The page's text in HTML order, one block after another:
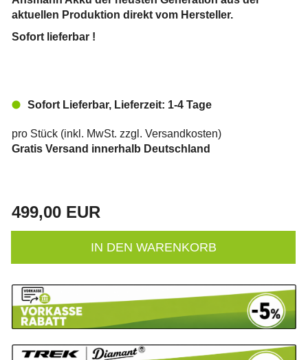
aktuellen Produktion direkt vom Hersteller.
Sofort lieferbar !
Sofort Lieferbar, Lieferzeit: 1-4 Tage
pro Stück (inkl. MwSt. zzgl. Versandkosten)
Gratis Versand innerhalb Deutschland
499,00 EUR
IN DEN WARENKORB